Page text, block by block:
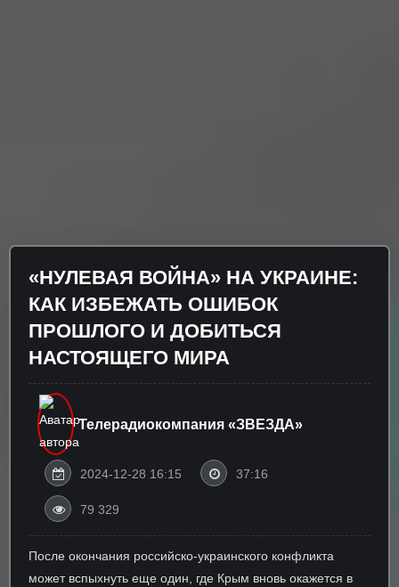
«НУЛЕВАЯ ВОЙНА» НА УКРАИНЕ:
КАК ИЗБЕЖАТЬ ОШИБОК
ПРОШЛОГО И ДОБИТЬСЯ
НАСТОЯЩЕГО МИРА
Телерадиокомпания «ЗВЕЗДА»
2024-12-28 16:15 37:16
79 329
После окончания российско-украинского конфликта
может вспыхнуть еще один, где Крым вновь окажется в